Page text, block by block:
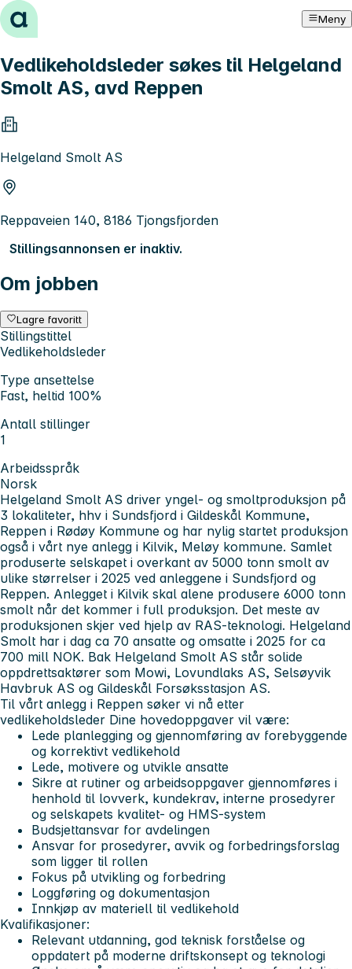
Hopp til innhold Meny
Vedlikeholdsleder søkes til Helgeland
Smolt AS, avd Reppen
Helgeland Smolt AS
Reppaveien 140, 8186 Tjongsfjorden
Stillingsannonsen er inaktiv.
Om jobben
Lagre favoritt
Stillingstittel
Vedlikeholdsleder
Type ansettelse
Fast, heltid 100%
Antall stillinger
1
Arbeidsspråk
Norsk
Helgeland Smolt AS driver yngel- og smoltproduksjon på
3 lokaliteter, hhv i Sundsfjord i Gildeskål Kommune,
Reppen i Rødøy Kommune og har nylig startet produksjon
også i vårt nye anlegg i Kilvik, Meløy kommune. Samlet
produserte selskapet i overkant av 5000 tonn smolt av
ulike størrelser i 2025 ved anleggene i Sundsfjord og
Reppen. Anlegget i Kilvik skal alene produsere 6000 tonn
smolt når det kommer i full produksjon. Det meste av
produksjonen skjer ved hjelp av RAS-teknologi. Helgeland
Smolt har i dag ca 70 ansatte og omsatte i 2025 for ca
700 mill NOK. Bak Helgeland Smolt AS står solide
oppdrettsaktører som Mowi, Lovundlaks AS, Selsøyvik
Havbruk AS og Gildeskål Forsøksstasjon AS.
Til vårt anlegg i Reppen søker vi nå etter
vedlikeholdsleder Dine hovedoppgaver vil være:
Lede planlegging og gjennomføring av forebyggende
og korrektivt vedlikehold
Lede, motivere og utvikle ansatte
Sikre at rutiner og arbeidsoppgaver gjennomføres i
henhold til lovverk, kundekrav, interne prosedyrer
og selskapets kvalitet- og HMS-system
Budsjettansvar for avdelingen
Ansvar for prosedyrer, avvik og forbedringsforslag
som ligger til rollen
Fokus på utvikling og forbedring
Loggføring og dokumentasjon
Innkjøp av materiell til vedlikehold
Kvalifikasjoner:
Relevant utdanning, god teknisk forståelse og
oppdatert på moderne driftskonsept og teknologi